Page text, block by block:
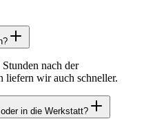
nach der
liefern wir auch schneller.
in die Werkstatt?